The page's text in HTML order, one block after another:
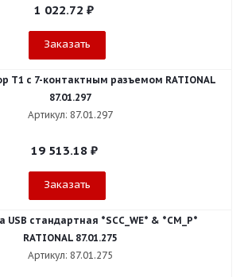
1 022.72 ₽
Заказать
T1 с 7-контактным разъемом RATIONAL
87.01.297
Артикул: 87.01.297
19 513.18₽
Заказать
стандартная *SCC_WE* & *CM_P*
RATIONAL 87.01.275
Артикул: 87.01.275